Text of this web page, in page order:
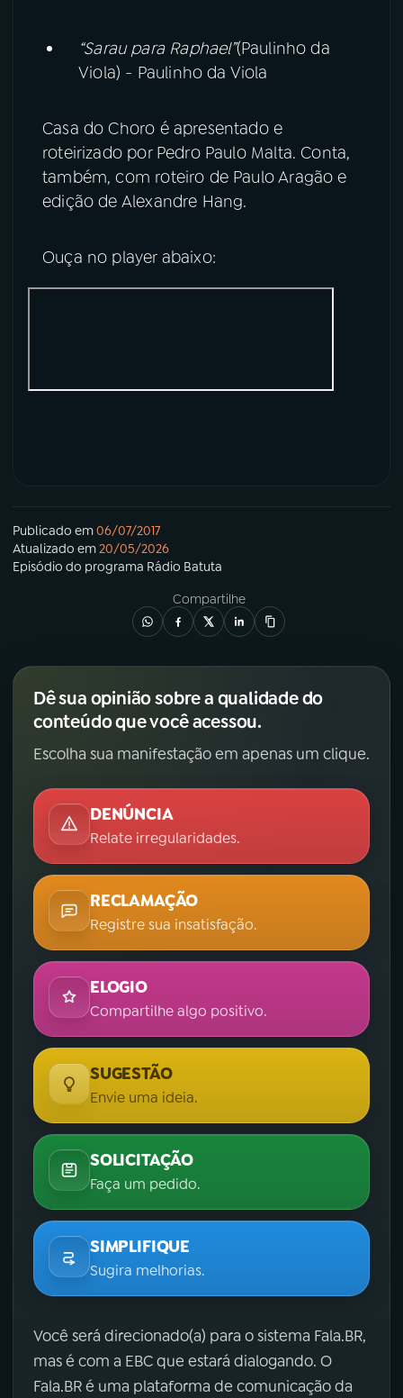
“Sarau para Raphael”(Paulinho da
Viola) - Paulinho da Viola
Casa do Choro é apresentado e
roteirizado por Pedro Paulo Malta. Conta,
também, com roteiro de Paulo Aragão e
edição de Alexandre Hang.
Ouça no player abaixo:
Publicado em06/07/2017
Atualizado em20/05/2026
Episódio do programa Rádio Batuta
Compartilhe
Dê sua opinião sobre a qualidade do
conteúdo que você acessou.
Escolha sua manifestação em apenas um clique.
DENÚNCIA
Relate irregularidades.
RECLAMAÇÃO
Registre sua insatisfação.
ELOGIO
Compartilhe algo positivo.
SUGESTÃO
Envie uma ideia.
SOLICITAÇÃO
Faça um pedido.
SIMPLIFIQUE
Sugira melhorias.
Você será direcionado(a) para o sistema Fala.BR,
mas é com a EBC que estará dialogando. O
Fala.BR é uma plataforma de comunicação da